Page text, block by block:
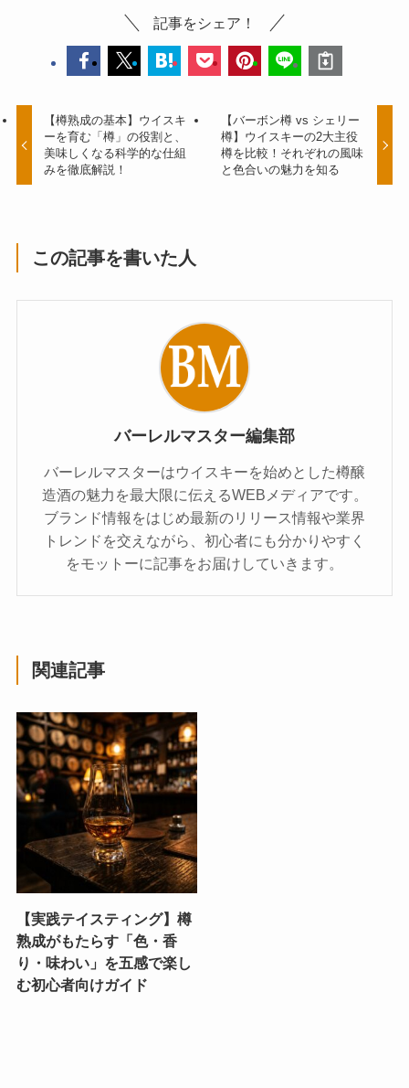
記事をシェア！
【樽熟成の基本】ウイスキ
ーを育む「樽」の役割と、
美味しくなる科学的な仕組
みを徹底解説！
【バーボン樽 vs シェリー
樽】ウイスキーの2大主役
樽を比較！それぞれの風味
と色合いの魅力を知る
この記事を書いた人
バーレルマスター編集部
バーレルマスターはウイスキーを始めとした樽醸
造酒の魅力を最大限に伝えるWEBメディアです。
ブランド情報をはじめ最新のリリース情報や業界
トレンドを交えながら、初心者にも分かりやすく
をモットーに記事をお届けしていきます。
関連記事
【実践テイスティング】樽
熟成がもたらす「色・香
り・味わい」を五感で楽し
む初心者向けガイド